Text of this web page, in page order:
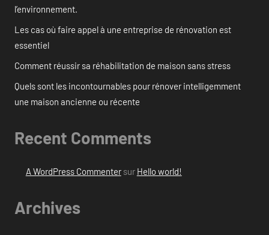
l’environnement.
Les cas où faire appel à une entreprise de rénovation est
essentiel
Comment réussir sa réhabilitation de maison sans stress
Quels sont les incontournables pour rénover intelligemment
une maison ancienne ou récente
Recent Comments
A WordPress Commentersur Hello world!
Archives